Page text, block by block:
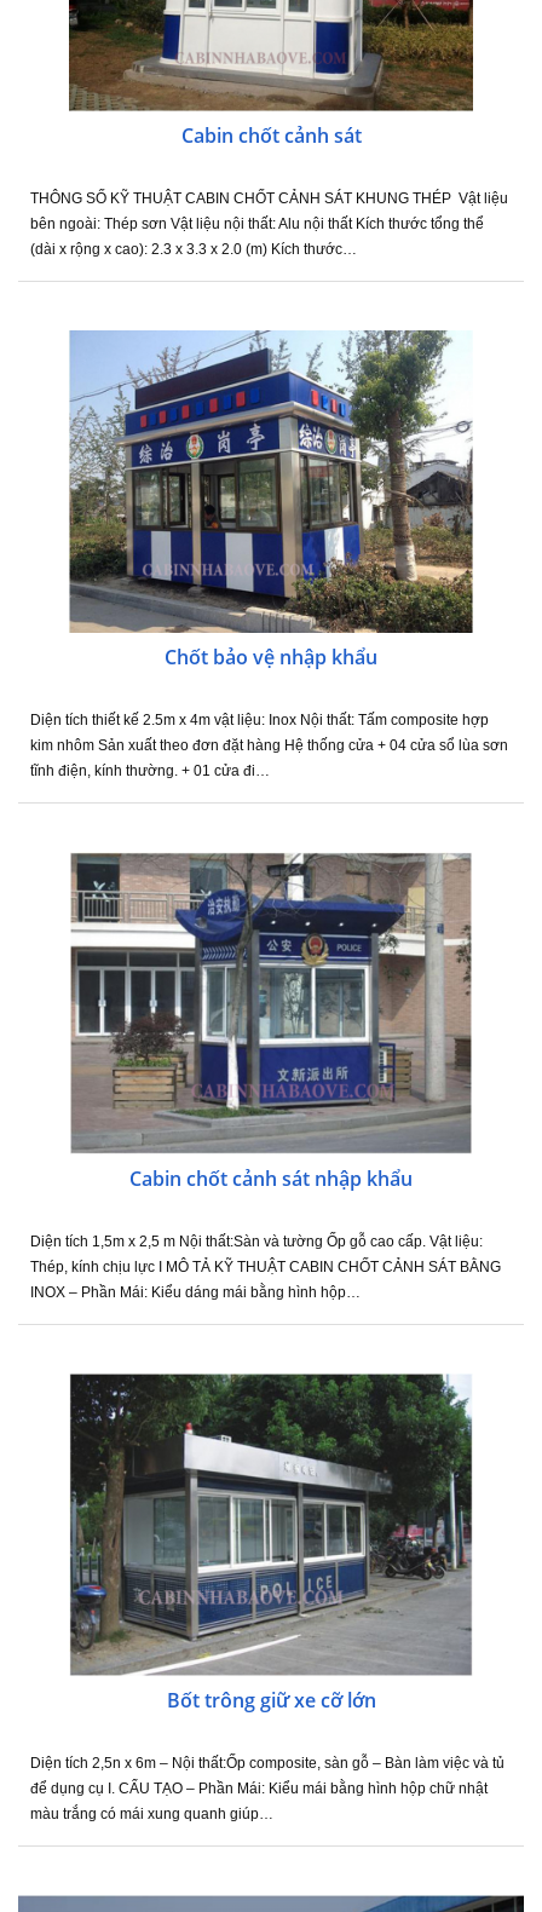
Cabin chốt cảnh sát
THÔNG SỐ KỸ THUẬT CABIN CHỐT CẢNH SÁT KHUNG THÉP Vật liệu
bên ngoài: Thép sơn Vật liệu nội thất: Alu nội thất Kích thước tổng thể
(dài x rộng x cao): 2.3 x 3.3 x 2.0 (m) Kích thước…
Chốt bảo vệ nhập khẩu
Diện tích thiết kế 2.5m x 4m vật liệu: Inox Nội thất: Tấm composite hợp
kim nhôm Sản xuất theo đơn đặt hàng Hệ thống cửa + 04 cửa sổ lùa sơn
tĩnh điện, kính thường. + 01 cửa đi…
Cabin chốt cảnh sát nhập khẩu
Diện tích 1,5m x 2,5 m Nội thất:Sàn và tường Ốp gỗ cao cấp. Vật liệu:
Thép, kính chịu lực I MÔ TẢ KỸ THUẬT CABIN CHỐT CẢNH SÁT BẰNG
INOX – Phần Mái: Kiểu dáng mái bằng hình hộp…
Bốt trông giữ xe cỡ lớn
Diện tích 2,5n x 6m – Nội thất:Ốp composite, sàn gỗ – Bàn làm việc và tủ
để dụng cụ I. CẤU TẠO – Phần Mái: Kiểu mái bằng hình hộp chữ nhật
màu trắng có mái xung quanh giúp…